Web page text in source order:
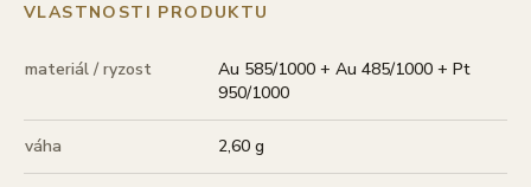
VLASTNOSTI PRODUKTU
materiál / ryzost
Au 585/1000 + Au 485/1000 + Pt
950/1000
váha 2,60 g